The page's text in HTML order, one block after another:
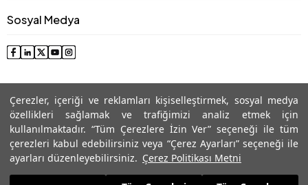
Çerezler, içeriği ve reklamları kişiselleştirmek, sosyal medya
özellikleri sağlamak ve trafiğimizi analiz etmek için
kullanılmaktadır. “Tüm Çerezlere İzin Ver” seçeneği ile tüm
çerezleri kabul edebilirsiniz veya “Çerez Ayarları” seçeneği ile
ayarları düzenleyebilirsiniz. Çerez Politikası Metni
Sosyal Medya
© 2025 Roman® Tüm Hakları Saklıdır, İzinsiz kullanılamaz